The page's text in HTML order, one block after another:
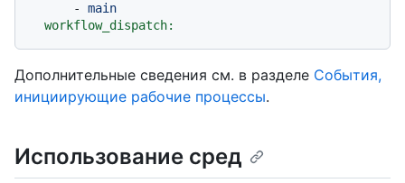
-
main
workflow_dispatch:
Дополнительные сведения см. в разделе События,
инициирующие рабочие процессы.
Использование сред